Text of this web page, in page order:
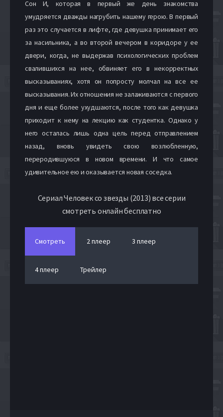
Сон И, которая в первый же день знакомства
умудряется дважды нагрубить нашему герою. В первый
раз это случается в лифте, где девушка принимает его
за насильника, а во второй вечером в коридоре у ее
двери, когда, не выдержав психологических проблем
свалившихся на нее, обвиняет его в некорректных
высказываниях, хотя он попросту молчал на все ее
высказывания. Их отношения не залаживаются с первого
дня и еще более ухудшаются, после того как девушка
приходит к нему на лекцию как студентка. Однако у
него осталась лишь одна цель перед отправлением
назад, вновь увидеть свою возлюбленную,
переродившуюся в новом времени. И что самое
удивительное ею и оказывается новая соседка.
Сериал Человек со звезды (2013) все серии
смотреть онлайн бесплатно
Смотреть 2 плеер 3 плеер
4 плеер Трейлер